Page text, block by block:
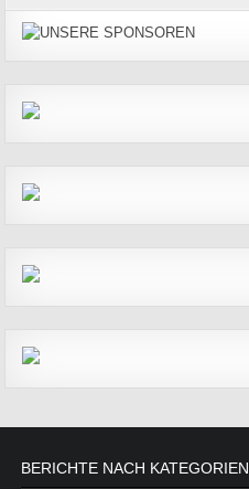
BERICHTE NACH KATEGORIEN